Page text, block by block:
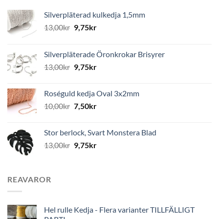
Silverpläterad kulkedja 1,5mm
13,00kr 9,75kr
Silverpläterade Öronkrokar Brisyrer
13,00kr 9,75kr
Roséguld kedja Oval 3x2mm
10,00kr 7,50kr
Stor berlock, Svart Monstera Blad
13,00kr 9,75kr
REAVAROR
Hel rulle Kedja - Flera varianter TILLFÄLLIGT